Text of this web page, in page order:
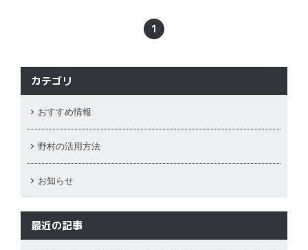
1
カテゴリ
おすすめ情報
野村の活用方法
お知らせ
最近の記事